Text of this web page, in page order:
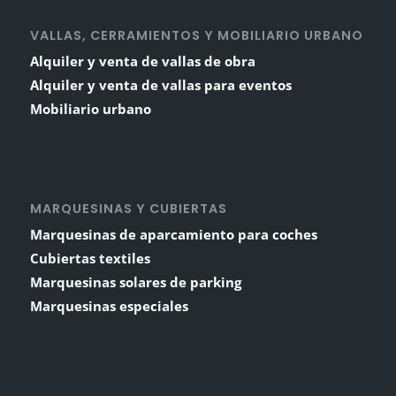
VALLAS, CERRAMIENTOS Y MOBILIARIO URBANO
Alquiler y venta de vallas de obra
Alquiler y venta de vallas para eventos
Mobiliario urbano
MARQUESINAS Y CUBIERTAS
Marquesinas de aparcamiento para coches
Cubiertas textiles
Marquesinas solares de parking
Marquesinas especiales